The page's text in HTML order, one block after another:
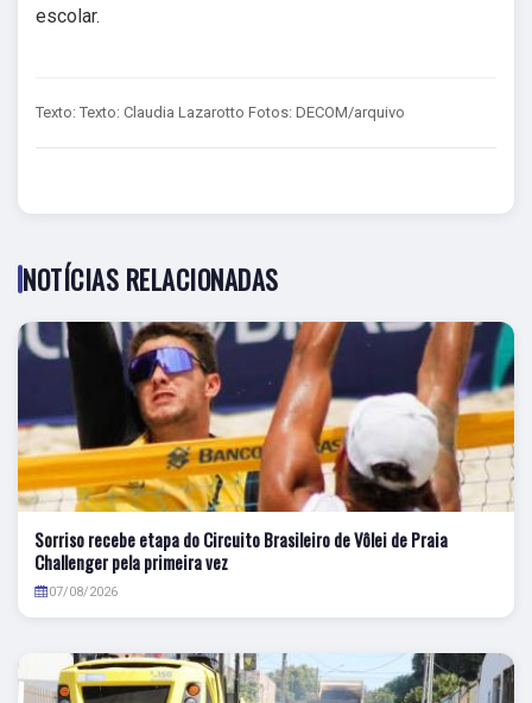
escolar.
Texto: Texto: Claudia Lazarotto Fotos: DECOM/arquivo
NOTÍCIAS RELACIONADAS
Sorriso recebe etapa do Circuito Brasileiro de Vôlei de Praia
Challenger pela primeira vez
07/08/2026